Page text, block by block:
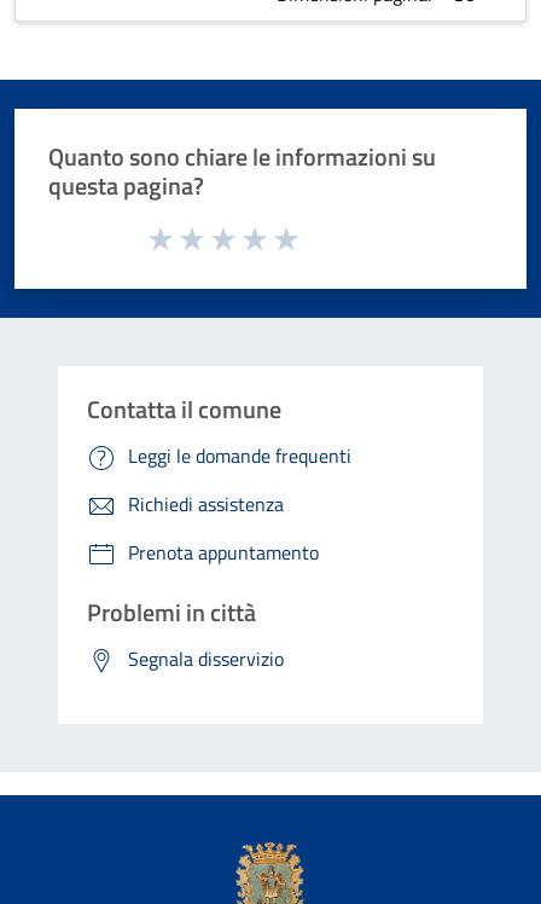
Quanto sono chiare le informazioni su
questa pagina?
Valuta da 1 a 5 stelle la pagina
Contatta il comune
Leggi le domande frequenti
Richiedi assistenza
Prenota appuntamento
Problemi in città
Segnala disservizio